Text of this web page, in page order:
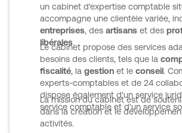
un cabinet d'expertise comptable
accompagne une clientèle variée,
entreprises, des artisans et des
libérales.
Le cabinet propose des services
besoins des clients, tels que la
fiscalité, la gestion et le conseil.
experts-comptables et de 24
dispose également d'un service
service comptable et d'un service
La mission du cabinet est de
dans la création et le
activités.